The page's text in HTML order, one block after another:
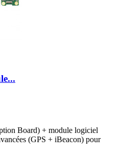
Board) + module logiciel
(GPS + iBeacon) pour